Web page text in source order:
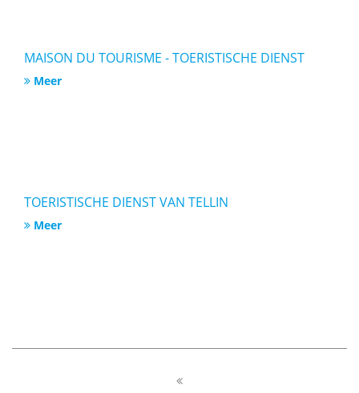
MAISON DU TOURISME - TOERISTISCHE DIENST
Meer
TOERISTISCHE DIENST VAN TELLIN
Meer